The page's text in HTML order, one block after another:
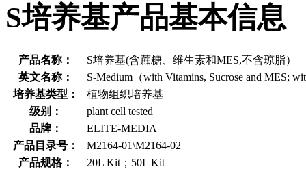
S培养基产品基本信息
产品名称：
S培养基(含蔗糖、维生素和MES,不含琼脂）
英文名称：
S-Medium（with Vitamins, Sucrose and MES;
培养基类型：
植物组织培养基
级别：
plant cell tested
品牌：
ELITE-MEDIA
产品目录号：
M2164-01\M2164-02
产品规格：
20L Kit；50L Kit